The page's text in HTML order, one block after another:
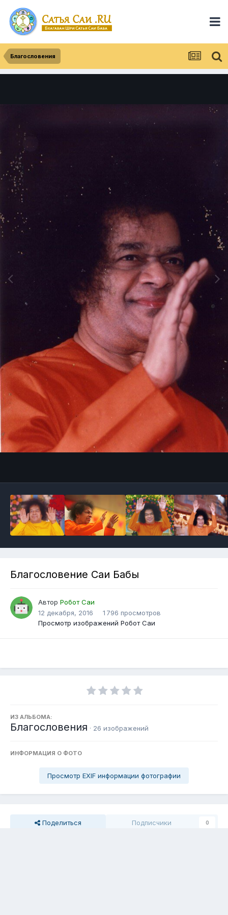
Благословения
Благословение Саи Бабы
Автор Робот Саи
12 декабря, 2016
1 796 просмотров
Просмотр изображений Робот Саи
ИЗ АЛЬБОМА:
Благословения · 26 изображений
ИНФОРМАЦИЯ О ФОТО
Просмотр EXIF информации фотографии
Поделиться Подписчики 0